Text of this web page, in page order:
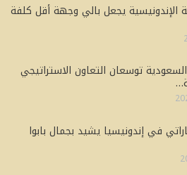
الإندونيسية يجعل بالي وجهة أقل كلفة
توسعان التعاون الاستراتيجي
في إندونيسيا يشيد بجمال بابوا